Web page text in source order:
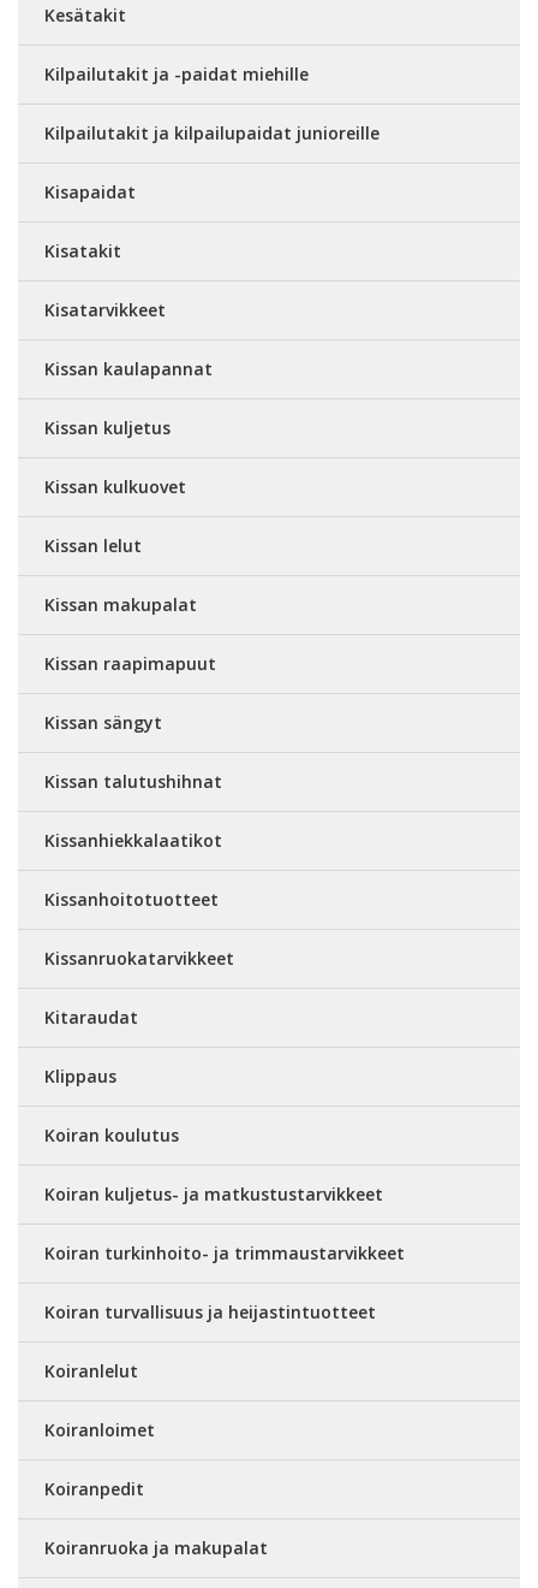
Kesätakit
Kilpailutakit ja -paidat miehille
Kilpailutakit ja kilpailupaidat junioreille
Kisapaidat
Kisatakit
Kisatarvikkeet
Kissan kaulapannat
Kissan kuljetus
Kissan kulkuovet
Kissan lelut
Kissan makupalat
Kissan raapimapuut
Kissan sängyt
Kissan talutushihnat
Kissanhiekkalaatikot
Kissanhoitotuotteet
Kissanruokatarvikkeet
Kitaraudat
Klippaus
Koiran koulutus
Koiran kuljetus- ja matkustustarvikkeet
Koiran turkinhoito- ja trimmaustarvikkeet
Koiran turvallisuus ja heijastintuotteet
Koiranlelut
Koiranloimet
Koiranpedit
Koiranruoka ja makupalat